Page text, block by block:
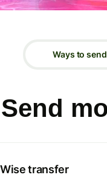
Ways to send
Send
Wise transfer